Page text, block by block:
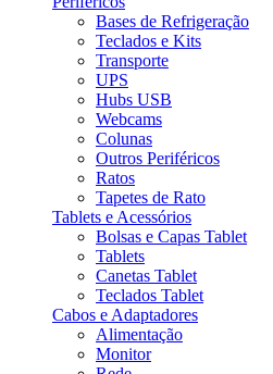
Bases de Refrigeração
Teclados e Kits
Transporte
UPS
Hubs USB
Webcams
Colunas
Outros Periféricos
Ratos
Tapetes de Rato
Tablets e Acessórios
Bolsas e Capas Tablet
Tablets
Canetas Tablet
Teclados Tablet
Cabos e Adaptadores
Alimentação
Monitor